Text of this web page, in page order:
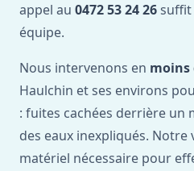
appel au 0472 53 24 26
équipe.
Nous intervenons en moins
Haulchin et ses environs
: fuites cachées derrière un
des eaux inexpliqués. Notre
matériel nécessaire pour